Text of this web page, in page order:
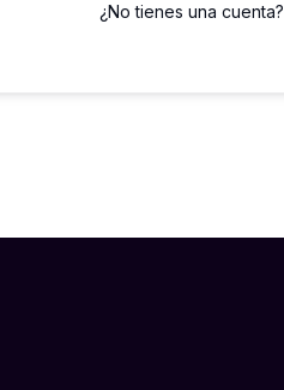
¿No tienes una cuenta?